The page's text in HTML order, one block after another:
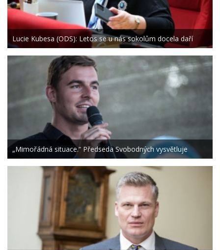
Lucie Kubesa (ODS): Letos se u nás sokolům docela daří
„Mimořádná situace.“ Předseda Svobodných vysvětluje